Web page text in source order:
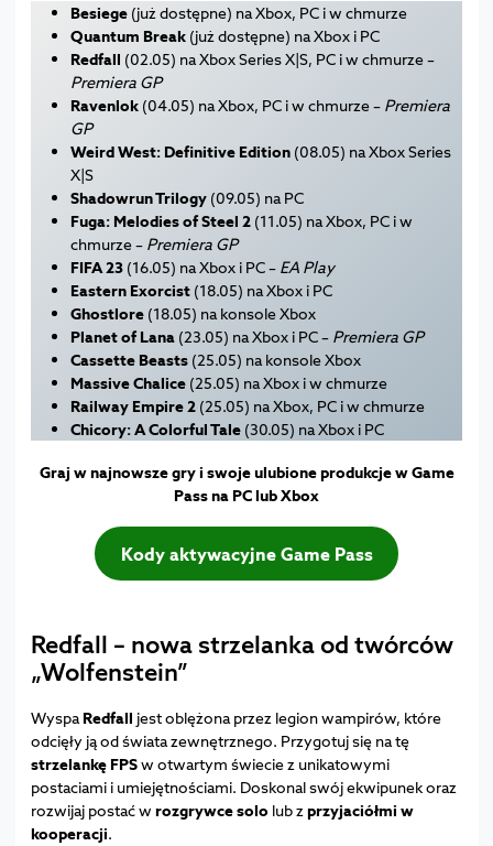
Besiege (już dostępne) na Xbox, PC i w chmurze
Quantum Break(już dostępne) na Xbox i PC
Redfall (02.05) na Xbox Series X|S, PC i w chmurze –
Premiera GP
Ravenlok(04.05) na Xbox, PC i w chmurze – Premiera
GP
Weird West: Definitive Edition(08.05) na Xbox Series
X|S
Shadowrun Trilogy(09.05) na PC
Fuga: Melodies of Steel 2(11.05) na Xbox, PC i w
chmurze – Premiera GP
FIFA 23(16.05) na Xbox i PC – EA Play
Eastern Exorcist(18.05) na Xbox i PC
Ghostlore (18.05) na konsole Xbox
Planet of Lana(23.05) na Xbox i PC – Premiera GP
Cassette Beasts(25.05) na konsole Xbox
Massive Chalice(25.05) na Xbox i w chmurze
Railway Empire 2(25.05) na Xbox, PC i w chmurze
Chicory: A Colorful Tale(30.05) na Xbox i PC
Graj w najnowsze gry i swoje ulubione produkcje w Game
Pass na PC lub Xbox
Kody aktywacyjne Game Pass
Redfall – nowa strzelanka od twórców
„Wolfenstein”
WyspaRedfall jest oblężona przez legion wampirów, które
odcięły ją od świata zewnętrznego. Przygotuj się na tę
strzelankę FPSw otwartym świecie z unikatowymi
postaciami i umiejętnościami. Doskonal swój ekwipunek oraz
rozwijaj postać w rozgrywce sololub zprzyjaciółmi w
kooperacji.